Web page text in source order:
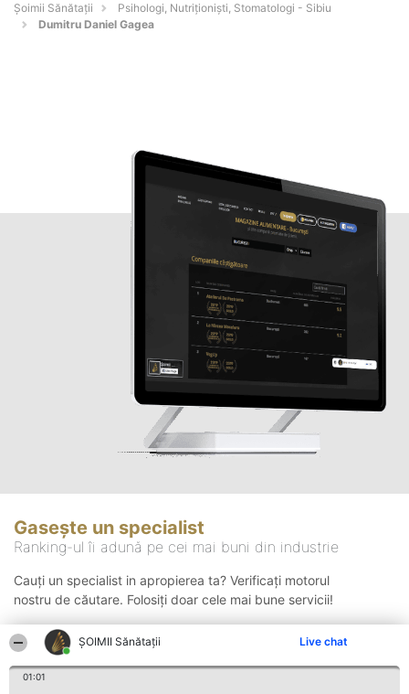
ŞOIMII Sănătații Live chat
01:01
Şoimii Sănătații
Psihologi, Nutriționiști, Stomatologi - Sibiu
Dumitru Daniel Gagea
Gasește un specialist
Ranking-ul îi adună pe cei mai buni din industrie
Cauți un specialist in apropierea ta? Verificați motorul
nostru de căutare. Folosiți doar cele mai bune servicii!